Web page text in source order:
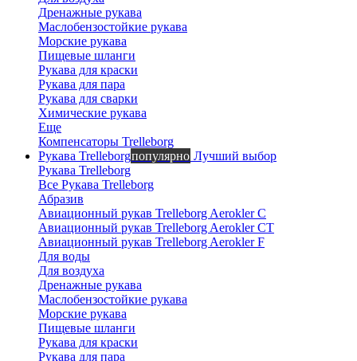
Дренажные рукава
Маслобензостойкие рукава
Морские рукава
Пищевые шланги
Рукава для краски
Рукава для пара
Рукава для сварки
Химические рукава
Еще
Компенсаторы Trelleborg
Рукава Trelleborgпопулярно Лучший выбор
Рукава Trelleborg
Все Рукава Trelleborg
Абразив
Авиационный рукав Trelleborg Aerokler C
Авиационный рукав Trelleborg Aerokler CT
Авиационный рукав Trelleborg Aerokler F
Для воды
Для воздуха
Дренажные рукава
Маслобензостойкие рукава
Морские рукава
Пищевые шланги
Рукава для краски
Рукава для пара